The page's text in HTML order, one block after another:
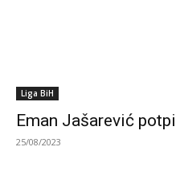
Liga BiH
Eman Jašarević
25/08/2023